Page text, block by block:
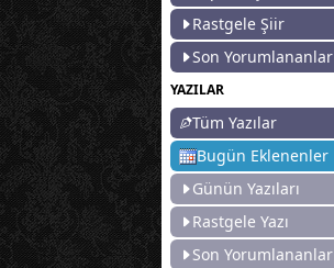
Rastgele Şiir
Son Yorumlananlar
YAZILAR
Tüm Yazılar
Bugün Eklenenler
Günün Yazıları
Rastgele Yazı
Son Yorumlananlar